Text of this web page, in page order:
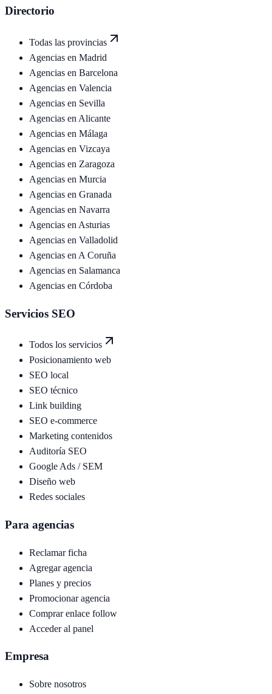
Directorio
Todas las provincias
Agencias en Madrid
Agencias en Barcelona
Agencias en Valencia
Agencias en Sevilla
Agencias en Alicante
Agencias en Málaga
Agencias en Vizcaya
Agencias en Zaragoza
Agencias en Murcia
Agencias en Granada
Agencias en Navarra
Agencias en Asturias
Agencias en Valladolid
Agencias en A Coruña
Agencias en Salamanca
Agencias en Córdoba
Servicios SEO
Todos los servicios
Posicionamiento web
SEO local
SEO técnico
Link building
SEO e-commerce
Marketing contenidos
Auditoría SEO
Google Ads / SEM
Diseño web
Redes sociales
Para agencias
Reclamar ficha
Agregar agencia
Planes y precios
Promocionar agencia
Comprar enlace follow
Acceder al panel
Empresa
Sobre nosotros